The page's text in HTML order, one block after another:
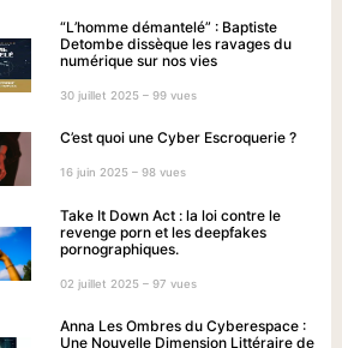
“L’homme démantelé” : Baptiste
Detombe dissèque les ravages du
numérique sur nos vies
30 juillet 2025 – 99 vues
C’est quoi une Cyber Escroquerie ?
16 juin 2025 – 98 vues
Take It Down Act : la loi contre le
revenge porn et les deepfakes
pornographiques.
02 juillet 2025 – 97 vues
Anna Les Ombres du Cyberespace :
Une Nouvelle Dimension Littéraire de